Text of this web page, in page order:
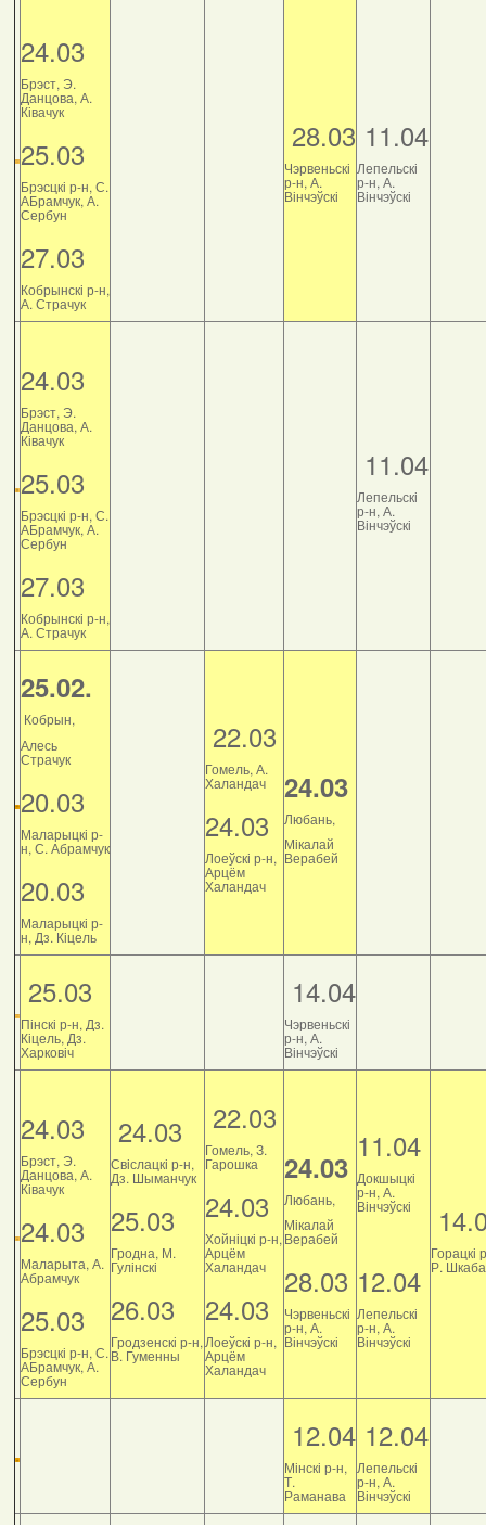
24.03
Брэст, Э.
Данцова, А.
Ківачук
25.03
Брэсцкі р-н, С.
АБрамчук, А.
Сербун
27.03
Кобрынскі р-н,
А. Страчук
28.03
Чэрвеньскі
р-н, А.
Вінчэўскі
11.04
Лепельскі
р-н, А.
Вінчэўскі
24.03
Брэст, Э.
Данцова, А.
Ківачук
25.03
Брэсцкі р-н, С.
АБрамчук, А.
Сербун
27.03
Кобрынскі р-н,
А. Страчук
11.04
Лепельскі
р-н, А.
Вінчэўскі
25.02.
Кобрын,
Алесь
Страчук
20.03
Маларыцкі р-
н, С. Абрамчук
20.03
Маларыцкі р-
н, Дз. Кіцель
22.03
Гомель, А.
Халандач
24.03
Лоеўскі р-н,
Арцём
Халандач
24.03
Любань,
Мікалай
Верабей
25.03
Пінскі р-н, Дз.
Кіцель, Дз.
Харковіч
14.04
Чэрвеньскі
р-н, А.
Вінчэўскі
24.03
Брэст, Э.
Данцова, А.
Ківачук
24.03
Маларыта, А.
Абрамчук
25.03
Брэсцкі р-н, С.
АБрамчук, А.
Сербун
24.03
Свіслацкі р-н,
Дз. Шыманчук
25.03
Гродна, М.
Гулінскі
26.03
Гродзенскі р-н,
В. Гуменны
22.03
Гомель, З.
Гарошка
24.03
Хойніцкі р-н,
Арцём
Халандач
24.03
Лоеўскі р-н,
Арцём
Халандач
24.03
Любань,
Мікалай
Верабей
28.03
Чэрвеньскі
р-н, А.
Вінчэўскі
11.04
Докшыцкі
р-н, А.
Вінчэўскі
12.04
Лепельскі
р-н, А.
Вінчэўскі
Горацкі
Р.
12.04
Мінскі р-н,
Т.
Раманава
12.04
Лепельскі
р-н, А.
Вінчэўскі